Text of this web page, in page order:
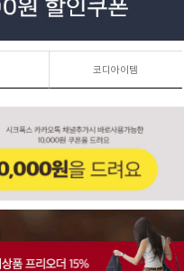
코디아이템